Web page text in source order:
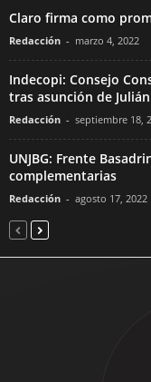
Claro firma como
Redacción - marzo 4, 2022
Indecopi: Consejo
tras asunción de
Redacción - septiembre 18,
UNJBG: Frente
complementarias
Redacción - agosto 17, 2022